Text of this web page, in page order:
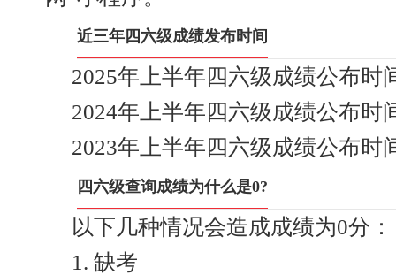
近三年四六级成绩发布时间
2025年上半年四六级成绩公布时
2024年上半年四六级成绩公布时
2023年上半年四六级成绩公布时
四六级查询成绩为什么是0?
以下几种情况会造成成绩为0分：
1. 缺考